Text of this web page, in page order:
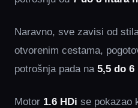
Naravno, sve zavisi od
otvorenim cestama,
potrošnja pada na 5,5 do
Motor 1.6 HDi se pokazao